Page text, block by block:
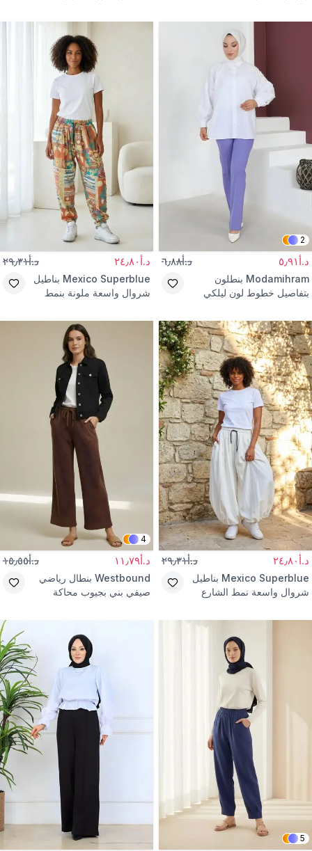
2
د.أ٥٫٩١ د.أ٦٫٨٨
Modamihram بنطلون
بتفاصيل خطوط لون ليلكي
د.أ٢٤٫٨٠ د.أ٢٩٫٣١
Mexico Superblue بناطيل
شروال واسعة ملونة بنمط
د.أ٢٤٫٨٠ د.أ٢٩٫٣١
Mexico Superblue بناطيل
شروال واسعة نمط الشارع
4
د.أ١١٫٧٩ د.أ١٥٫٥٥
Westbound بنطال رياضي
صيفي بني بجيوب محاكة
5